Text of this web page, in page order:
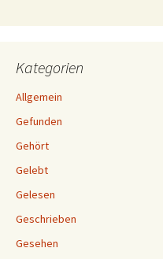
Kategorien
Allgemein
Gefunden
Gehört
Gelebt
Gelesen
Geschrieben
Gesehen